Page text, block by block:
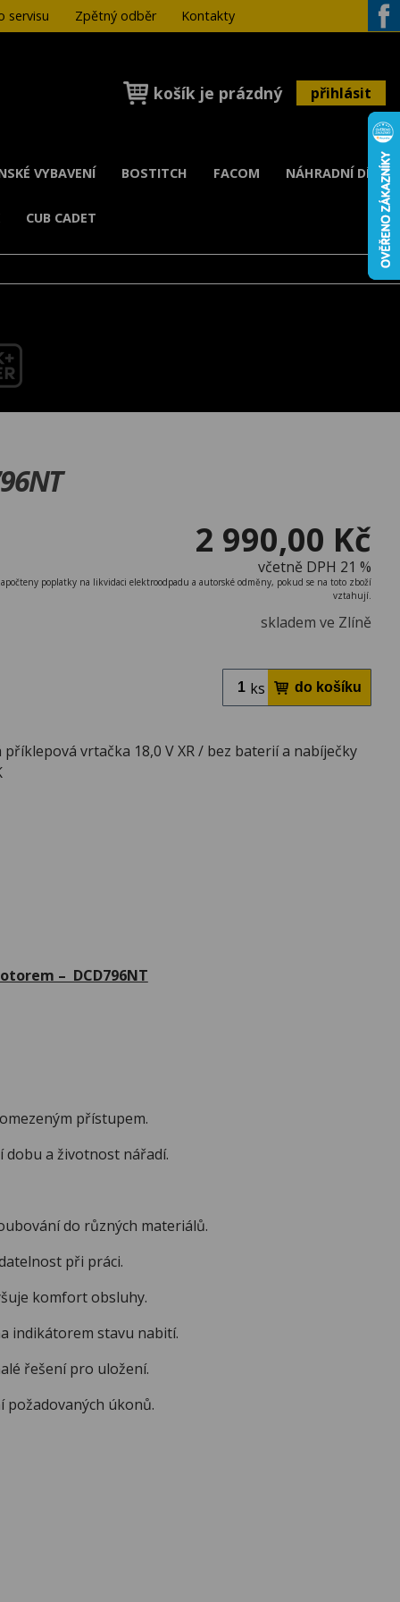
servisu Zpětný odběr
Kontakty
košík je prázdný přihlásit
VYBAVENÍ BOSTITCH FACOM NÁHRADNÍ DÍLY
CUB CADET
2 990,00 Kč
včetně DPH 21 %
poplatky na likvidaci elektroodpadu a autorské odměny, pokud se na toto zboží
vztahují.
skladem ve Zlíně
ks
vrtačka 18,0 V XR / bez baterií a nabíječky
– DCD796NT
přístupem.
a životnost nářadí.
do různých materiálů.
při práci.
komfort obsluhy.
stavu nabití.
řešení pro uložení.
úkonů.